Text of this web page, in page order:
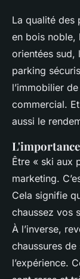
La qualité des
en bois noble,
orientées sud,
parking
l’immobilier
commercial.
aussi le
Être « ski aux
marketing.
Cela signifie
chaussez vos
À l’inverse,
chaussures
l’expérience.